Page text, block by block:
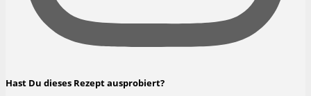
Hast Du dieses Rezept ausprobiert?